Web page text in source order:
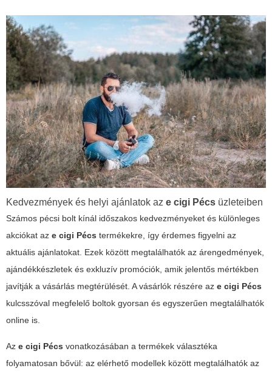
Kedvezmények és helyi ajánlatok az e cigi Pécs üzleteiben
Számos pécsi bolt kínál időszakos kedvezményeket és különleges
akciókat az e cigi Pécs termékekre, így érdemes figyelni az
aktuális ajánlatokat. Ezek között megtalálhatók az árengedmények,
ajándékkészletek és exkluzív promóciók, amik jelentős mértékben
javítják a vásárlás megtérülését. A vásárlók részére az e cigi Pécs
kulcsszóval megfelelő boltok gyorsan és egyszerűen megtalálhatók
online is.
Az e cigi Pécs vonatkozásában a termékek választéka
folyamatosan bővül: az elérhető modellek között megtalálhatók az